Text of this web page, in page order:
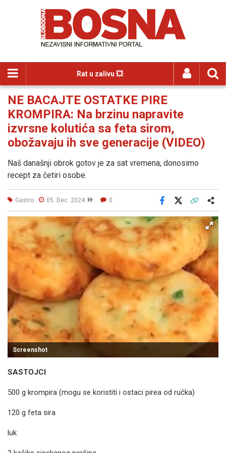
Rat u zalivu 💥
NE BACAJTE OSTATKE PIRE
KROMPIRA: Na brzinu napravite
izvrsne kolutića sa feta sirom,
obožavaju ih sve generacije (VIDEO)
Naš današnji obrok gotov je za sat vremena, donosimo
recept za četiri osobe.
Gastro 05. Dec. 2024 0
Facebook
Screenshot
SASTOJCI
500 g krompira (mogu se koristiti i ostaci pirea od ručka)
120 g feta sira
luk